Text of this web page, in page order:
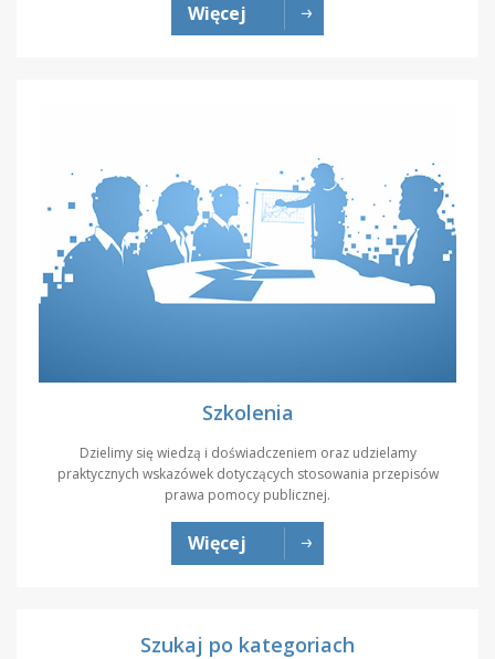
Więcej
Szkolenia
Dzielimy się wiedzą i doświadczeniem oraz udzielamy
praktycznych wskazówek dotyczących stosowania przepisów
prawa pomocy publicznej.
Więcej
Szukaj po kategoriach